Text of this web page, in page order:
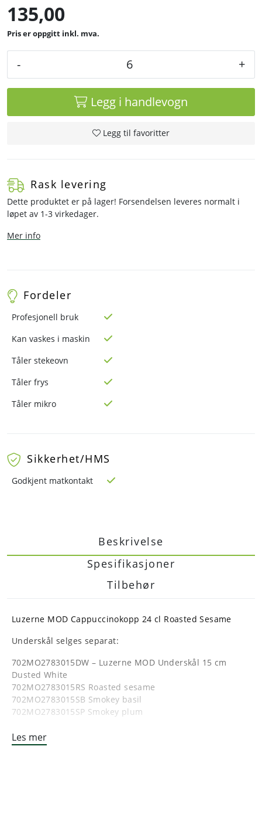
135,00
inkl. mva.
- +
Legg i handlevogn
Legg til favoritter
Beskrivelse
Spesifikasjoner
Tilbehør
Luzerne MOD Cappuccinokopp 24 cl Roasted Sesame
Underskål selges separat:
702MO2783015DW – Luzerne MOD Underskål 15 cm
Dusted White
702MO2783015RS Roasted sesame
702MO2783015SB Smokey basil
702MO2783015SP Smokey plum
Serien MOD er en av Luzerne sine første kolleksjoner i
deres kategori av steingods. Serien finnes i ulike
Les mer
Rask levering
Dette produktet er på lager! Forsendelsen leveres normalt i
løpet av 1-3 virkedager.
Mer info
Fordeler
Profesjonell bruk
Kan vaskes i maskin
Tåler stekeovn
Tåler frys
Tåler mikro
Sikkerhet/HMS
Godkjent matkontakt